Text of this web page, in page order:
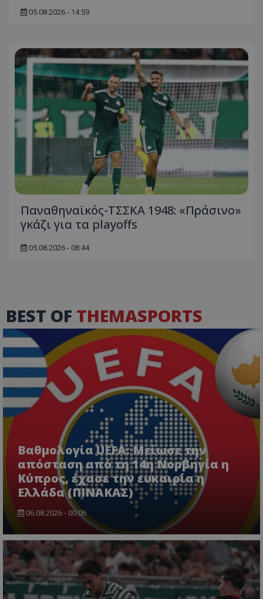
05.08.2026 - 14:59
Παναθηναϊκός-ΤΣΣΚΑ 1948: «Πράσινο»
γκάζι για τα playoffs
05.08.2026 - 08:44
BEST OF THEMASPORTS
Βαθμολογία UEFA: Μείωσε την
απόσταση από τη 14η Νορβηγία η
Κύπρος, έχασε την ευκαιρία η
Ελλάδα (ΠΙΝΑΚΑΣ)
06.08.2026 - 00:06